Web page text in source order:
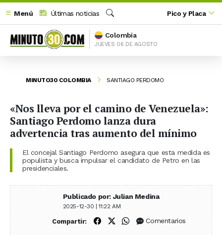
Menú
Últimas noticias
Buscar
Pico y Placa
Colombia
JUEVES 06 DE AGOSTO
MINUTO30 COLOMBIA SANTIAGO PERDOMO
«Nos lleva por el camino de Venezuela»:
Santiago Perdomo lanza dura
advertencia tras aumento del mínimo
El concejal Santiago Perdomo asegura que esta medida es
populista y busca impulsar el candidato de Petro en las
presidenciales.
Publicado por: Julian Medina
2025-12-30 | 11:22 AM
Compartir: Compartir en Facebook
Compartir en X (Twitter)
Compartir en WhatsApp
Comentarios